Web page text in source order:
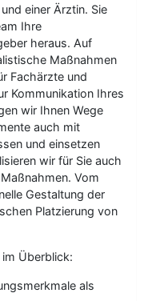
einer Ärztin. Sie
Ihre
heraus. Auf
Maßnahmen
Fachärzte und
Kommunikation Ihres
wir Ihnen Wege
auch mit
und einsetzen
wir für Sie auch
Vom
Gestaltung der
Platzierung von
im Überblick:
als